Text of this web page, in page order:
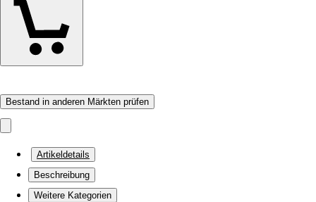
Bestand in anderen Märkten prüfen
Artikeldetails
Beschreibung
Weitere Kategorien